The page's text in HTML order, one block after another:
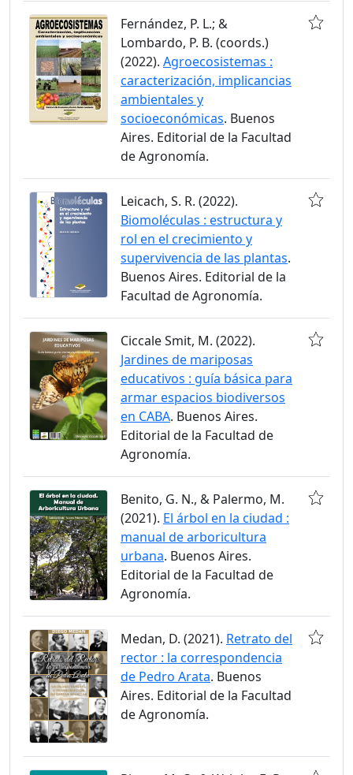
Fernández, P. L.; &
Lombardo, P. B. (coords.)
(2022). Agroecosistemas :
caracterización, implicancias
ambientales y
socioeconómicas. Buenos
Aires. Editorial de la Facultad
de Agronomía.
Leicach, S. R. (2022).
Biomoléculas : estructura y
rol en el crecimiento y
supervivencia de las plantas.
Buenos Aires. Editorial de la
Facultad de Agronomía.
Ciccale Smit, M. (2022).
Jardines de mariposas
educativos : guía básica para
armar espacios biodiversos
en CABA. Buenos Aires.
Editorial de la Facultad de
Agronomía.
Benito, G. N., & Palermo, M.
(2021). El árbol en la ciudad :
manual de arboricultura
urbana. Buenos Aires.
Editorial de la Facultad de
Agronomía.
Medan, D. (2021). Retrato del
rector : la correspondencia
de Pedro Arata. Buenos
Aires. Editorial de la Facultad
de Agronomía.